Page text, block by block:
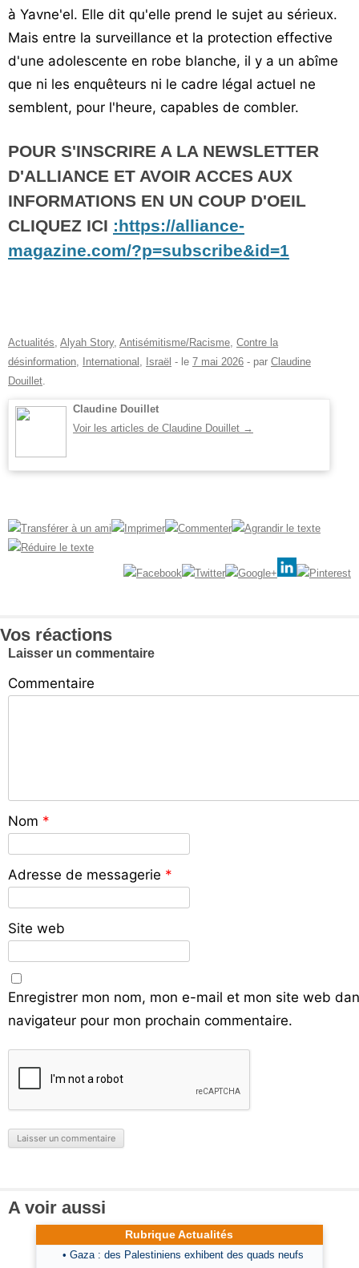
à Yavne'el. Elle dit qu'elle prend le sujet au sérieux.
Mais entre la surveillance et la protection effective
d'une adolescente en robe blanche, il y a un abîme
que ni les enquêteurs ni le cadre légal actuel ne
semblent, pour l'heure, capables de combler.
POUR S'INSCRIRE A LA NEWSLETTER
D'ALLIANCE ET AVOIR ACCES AUX
INFORMATIONS EN UN COUP D'OEIL
CLIQUEZ ICI :https://alliance-
magazine.com/?p=subscribe&id=1
Actualités, Alyah Story, Antisémitisme/Racisme, Contre la
désinformation, International , Israël - le 7 mai 2026 - par Claudine
Douillet.
Claudine Douillet
Voir les articles de Claudine Douillet →
Vos réactions
Laisser un commentaire
Commentaire
Nom *
Adresse de messagerie *
Site web
Enregistrer mon nom, mon e-mail et mon site web
navigateur pour mon prochain commentaire.
A voir aussi
Rubrique Actualités
• Gaza : des Palestiniens exhibent des quads neufs